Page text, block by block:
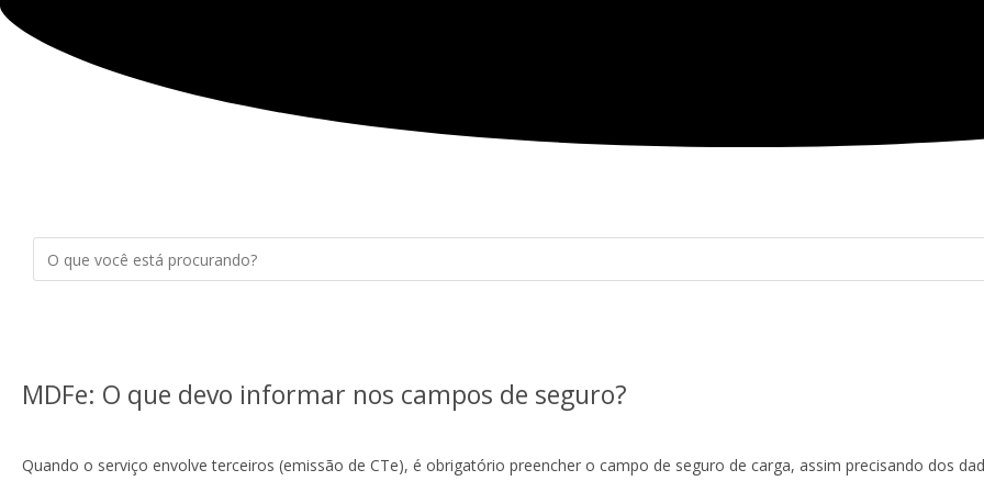
MDFe: O que devo informar nos campos de seguro?
Quando o serviço envolve terceiros (emissão de CTe), é obrigatório preencher o campo de seguro de carga, assim precisando dos